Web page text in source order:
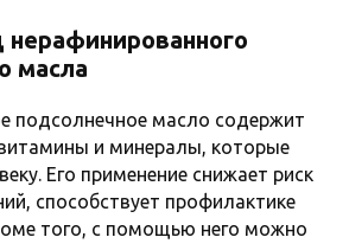
нерафинированного
масла
подсолнечное масло содержит
и минералы, которые
Его применение снижает риск
способствует профилактике
того, с помощью него можно